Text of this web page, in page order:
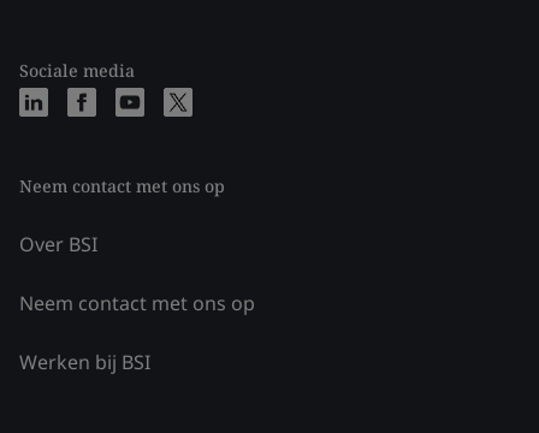
Sociale media
Neem contact met ons op
Over BSI
Neem contact met ons op
Werken bij BSI